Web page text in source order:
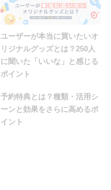
ユーザーが本当に買いたいオ
リジナルグッズとは？250人
に聞いた「いいな」と感じる
ポイント
予約特典とは？種類・活用シ
ーンと効果をさらに高めるポ
イント